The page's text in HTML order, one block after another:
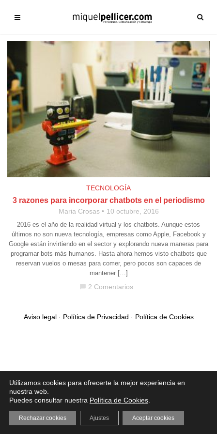
TECNOLOGÍA
3 razones para incorporar chatbots en el periodismo
Maria Crosas 10 octubre, 2016
2016 es el año de la realidad virtual y los chatbots. Aunque estos
últimos no son nueva tecnología, empresas como Apple, Facebook y
Google están invirtiendo en el sector y explorando nueva maneras para
programar bots más humanos. Hasta ahora hemos visto chatbots que
reservan vuelos o mesas para comer, pero pocos son capaces de
mantener […]
chat_bubble 2 Comentarios
Aviso legal· Política de Privacidad · Política de Cookies
Utilizamos cookies para ofrecerte la mejor experiencia en
nuestra web.
Puedes consultar nuestra Política de Cookies
Aceptar cookies
Rechazar cookies Ajustes